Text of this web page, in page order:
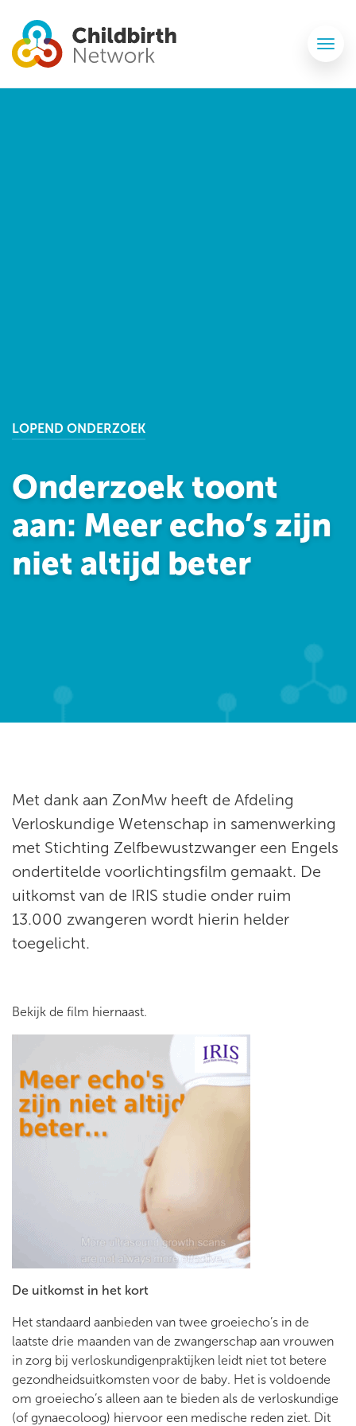
LOPEND ONDERZOEK
Onderzoek toont
aan: Meer echo’s zijn
niet altijd beter
Met dank aan ZonMw heeft de Afdeling
Verloskundige Wetenschap in samenwerking
met Stichting Zelfbewustzwanger een Engels
ondertitelde voorlichtingsfilm gemaakt. De
uitkomst van de IRIS studie onder ruim
13.000 zwangeren wordt hierin helder
toegelicht.
Bekijk de film hiernaast.
De uitkomst in het kort
Het standaard aanbieden van twee groeiecho’s in de
laatste drie maanden van de zwangerschap aan vrouwen
in zorg bij verloskundigenpraktijken leidt niet tot betere
gezondheidsuitkomsten voor de baby. Het is voldoende
om groeiecho’s alleen aan te bieden als de verloskundige
(of gynaecoloog) hiervoor een medische reden ziet. Dit